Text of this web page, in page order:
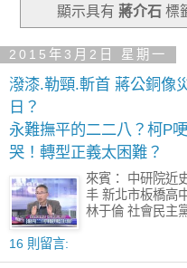
顯示具有 蔣介石標
2015年3月2日 星期一
潑漆.勒頸.斬首 蔣公銅像
日？
永難撫平的二二八？柯P
哭！轉型正義太困難？
來賓： 中研院近
丰 新北市板橋高
林于倫 社會民主
16 則留言: